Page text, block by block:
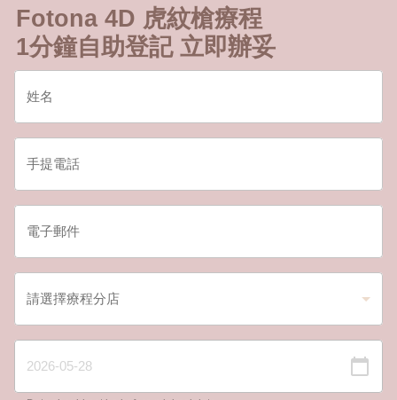
Fotona 4D 虎紋槍療程
1分鐘自助登記 立即辦妥